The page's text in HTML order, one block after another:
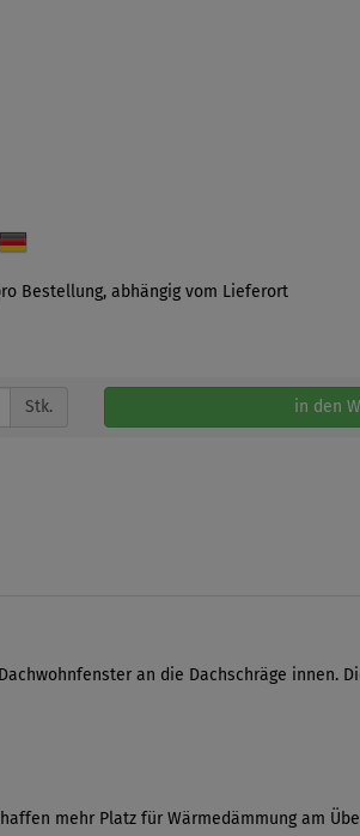
Bestellung, abhängig vom Lieferort
Stk. in den
an die Dachschräge innen.
mehr Platz für Wärmedämmung am